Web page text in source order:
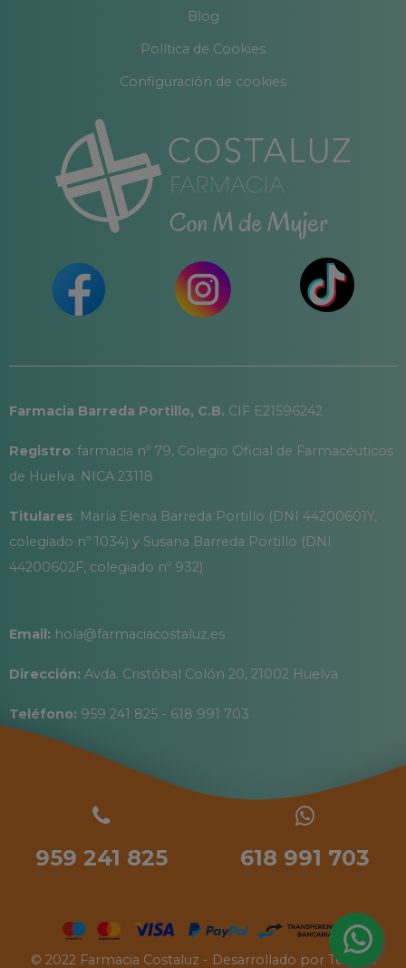
Blog
Política de Cookies
Configuración de cookies
Farmacia Barreda Portillo, C.B. CIF E21596242
Registro: farmacia nº 79, Colegio Oficial de Farmacéuticos
de Huelva. NICA 23118
Titulares: María Elena Barreda Portillo (DNI 44200601Y,
colegiado nº 1034) y Susana Barreda Portillo (DNI
44200602F, colegiado nº 932)
Email: hola@farmaciacostaluz.es
Dirección: Avda. Cristóbal Colón 20, 21002 Huelva
Teléfono: 959 241 825 - 618 991 703
959 241 825 618 991 703
© 2022 Farmacia Costaluz - Desarrollado por Tecinet